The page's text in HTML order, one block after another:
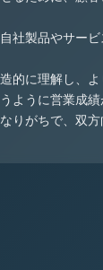
社製品やサー
的に理解し、
ように営業成
りがちで、双